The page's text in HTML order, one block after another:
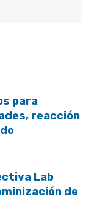
para
reacción
Lab
de